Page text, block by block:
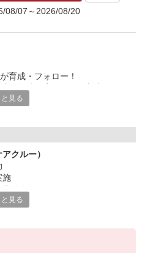
08/07～2026/08/20
育成・フォロー！
して働きながら資格取得が可能
ライベートも充実
！子育てと仕事の両立を応援◎
フキャリア相談など、各相談窓
と見る
クルー）
施
何だろう」「どんな工夫をした
と見る